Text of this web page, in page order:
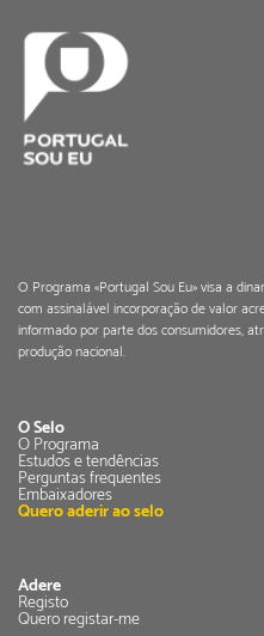
O Programa «Portugal Sou Eu» visa a
com assinalável incorporação de valor
informado por parte dos consumidores,
produção nacional.
O Selo
O Programa
Estudos e tendências
Perguntas frequentes
Embaixadores
Quero aderir ao selo
Adere
Registo
Quero registar-me